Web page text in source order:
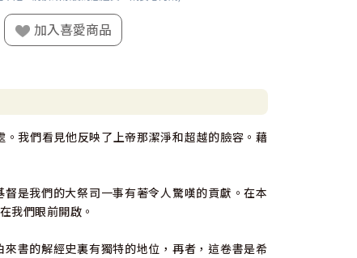
加入喜愛商品
我們看見他反映了上帝那潔淨和超越的臉容。藉
是我們的大祭司一事有著令人驚嘆的貢獻。在本
我們眼前開啟。
書的解經史裏有獨特的地位，再者，這卷書是希